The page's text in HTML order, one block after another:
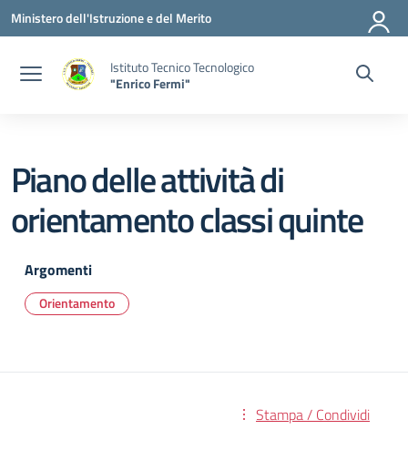
Vai ai contenuti
Vai al menu di navigazione
Vai al footer
Ministero dell'Istruzione e del Merito
Istituto Tecnico Tecnologico
"Enrico Fermi"
Piano delle attività di
orientamento classi quinte
Argomenti
Orientamento
Stampa / Condividi